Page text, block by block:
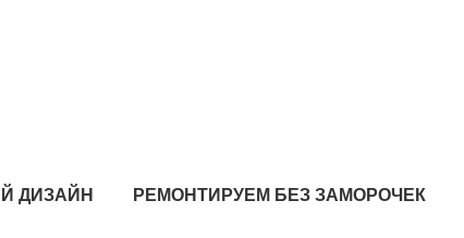
ДИЗАЙН РЕМОНТИРУЕМ БЕЗ ЗАМОРОЧЕК